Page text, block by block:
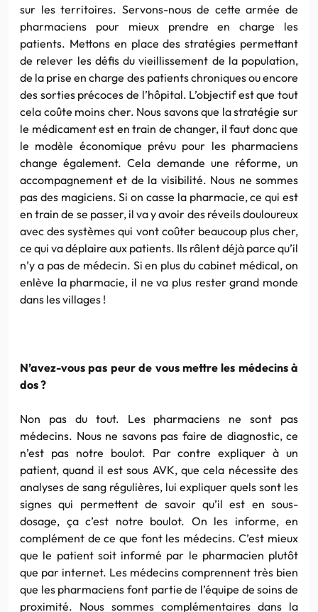
sur les territoires. Servons-nous de cette armée de
pharmaciens pour mieux prendre en charge les
patients. Mettons en place des stratégies permettant
de relever les défis du vieillissement de la population,
de la prise en charge des patients chroniques ou encore
des sorties précoces de l’hôpital. L’objectif est que tout
cela coûte moins cher. Nous savons que la stratégie sur
le médicament est en train de changer, il faut donc que
le modèle économique prévu pour les pharmaciens
change également. Cela demande une réforme, un
accompagnement et de la visibilité. Nous ne sommes
pas des magiciens. Si on casse la pharmacie, ce qui est
en train de se passer, il va y avoir des réveils douloureux
avec des systèmes qui vont coûter beaucoup plus cher,
ce qui va déplaire aux patients. Ils râlent déjà parce qu’il
n’y a pas de médecin. Si en plus du cabinet médical, on
enlève la pharmacie, il ne va plus rester grand monde
dans les villages !
N’avez-vous pas peur de vous mettre les médecins à
dos ?
Non pas du tout. Les pharmaciens ne sont pas
médecins. Nous ne savons pas faire de diagnostic, ce
n’est pas notre boulot. Par contre expliquer à un
patient, quand il est sous AVK, que cela nécessite des
analyses de sang régulières, lui expliquer quels sont les
signes qui permettent de savoir qu’il est en sous-
dosage, ça c’est notre boulot. On les informe, en
complément de ce que font les médecins. C’est mieux
que le patient soit informé par le pharmacien plutôt
que par internet. Les médecins comprennent très bien
que les pharmaciens font partie de l’équipe de soins de
proximité. Nous sommes complémentaires dans la